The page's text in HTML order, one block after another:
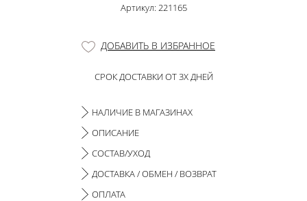
Артикул: 221165
ДОБАВИТЬ В ИЗБРАННОЕ
СРОК ДОСТАВКИ ОТ 3Х ДНЕЙ
НАЛИЧИЕ В МАГАЗИНАХ
ОПИСАНИЕ
СОСТАВ/УХОД
ДОСТАВКА / ОБМЕН / ВОЗВРАТ
ОПЛАТА